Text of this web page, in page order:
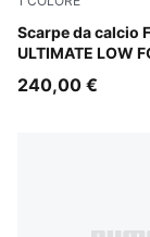
Scarpe da calcio
ULTIMATE LOW
Sugared
240,00 €